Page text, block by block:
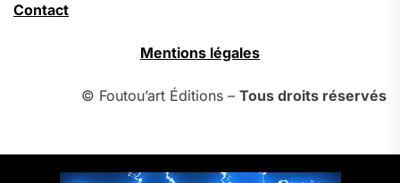
Contact
Mentions légales
© Foutou’art Éditions – Tous droits réservés